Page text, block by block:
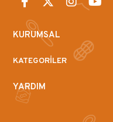
KURUMSAL
KATEGORİLER
YARDIM